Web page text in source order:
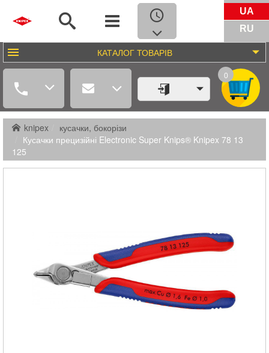
UA
RU
КАТАЛОГ ТОВАРІВ
0
knipex
кусачки, бокорізи
Кусачки прецизійні Electronic Super Knips® Knipex 78 13
125